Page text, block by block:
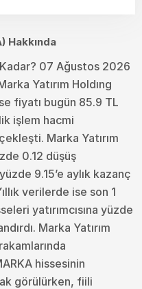
Hakkında
07 Ağustos 2026
Yatırım Holdıng
fiyatı bugün 85.9 TL
işlem hacmi
Marka Yatırım
0.12 düşüş
9.15’e aylık kazanç
verilerde ise son 1
yatırımcısına yüzde
Marka Yatırım
hissesinin
görülürken, fiili